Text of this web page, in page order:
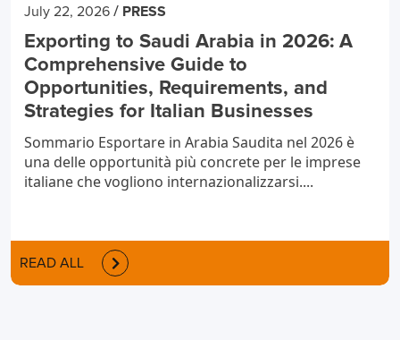
July 22, 2026 / PRESS
Exporting to Saudi Arabia in 2026: A
Comprehensive Guide to
Opportunities, Requirements, and
Strategies for Italian Businesses
Sommario Esportare in Arabia Saudita nel 2026 è
una delle opportunità più concrete per le imprese
italiane che vogliono internazionalizzarsi....
READ ALL